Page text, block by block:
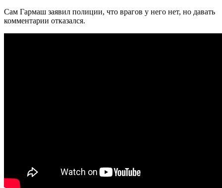
Сам Гармаш заявил полиции, что врагов у него нет, но давать
комментарии отказался.